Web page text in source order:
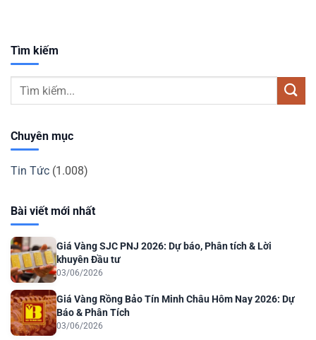
Tìm kiếm
Chuyên mục
Tin Tức (1.008)
Bài viết mới nhất
Giá Vàng SJC PNJ 2026: Dự báo, Phân tích & Lời
khuyên Đầu tư
03/06/2026
Giá Vàng Rồng Bảo Tín Minh Châu Hôm Nay 2026: Dự
Báo & Phân Tích
03/06/2026